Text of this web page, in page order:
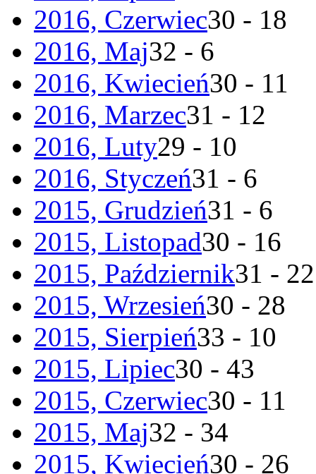
2016, Czerwiec30 - 18
2016, Maj32 - 6
2016, Kwiecień30 - 11
2016, Marzec31 - 12
2016, Luty29 - 10
2016, Styczeń31 - 6
2015, Grudzień31 - 6
2015, Listopad30 - 16
2015, Październik31 - 22
2015, Wrzesień30 - 28
2015, Sierpień33 - 10
2015, Lipiec30 - 43
2015, Czerwiec30 - 11
2015, Maj32 - 34
2015, Kwiecień30 - 26